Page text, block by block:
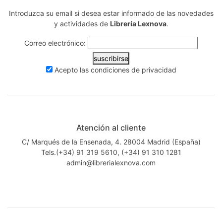
Introduzca su email si desea estar informado de las novedades
y actividades de Librería Lexnova.
Correo electrónico:
suscribirse
Acepto las condiciones de privacidad
Atención al cliente
C/ Marqués de la Ensenada, 4. 28004 Madrid (España)
Tels.(+34) 91 319 5610, (+34) 91 310 1281
admin@librerialexnova.com